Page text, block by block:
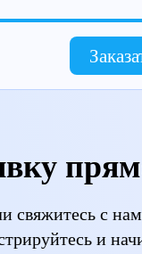
свяжитесь с
и